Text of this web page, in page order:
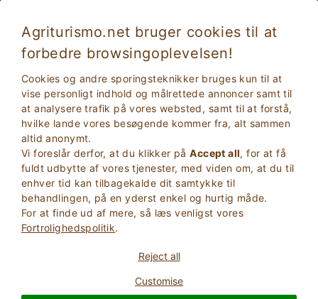
Agriturismo.net bruger cookies til at
forbedre browsingoplevelsen!
Cookies og andre sporingsteknikker bruges kun til at
vise personligt indhold og målrettede annoncer samt til
at analysere trafik på vores websted, samt til at forstå,
hvilke lande vores besøgende kommer fra, alt sammen
altid anonymt.
Vi foreslår derfor, at du klikker påAccept all, for at få
fuldt udbytte af vores tjenester, med viden om, at du til
enhver tid kan tilbagekalde dit samtykke til
behandlingen, på en yderst enkel og hurtig måde.
For at finde ud af mere, så læs venligst vores
Fortrolighedspolitik.
Reject all
Customise
Ferie i Italien i en familiegård
2Voksne